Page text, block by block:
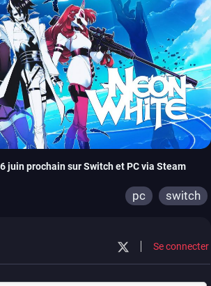
juin prochain sur Switch et PC via Steam
pc switch
Se connecter